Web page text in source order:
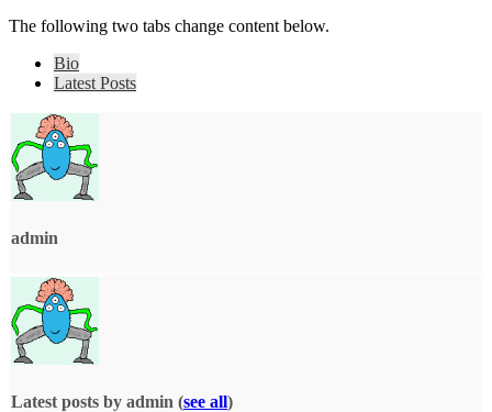
The following two tabs change content below.
Bio
Latest Posts
admin
Latest posts by admin (see all)